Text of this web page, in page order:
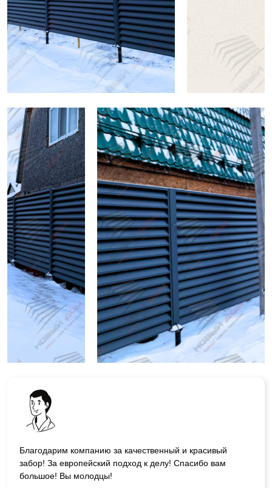
Благодарим компанию за качественный и красивый
забор! За европейский подход к делу! Спасибо вам
большое! Вы молодцы!